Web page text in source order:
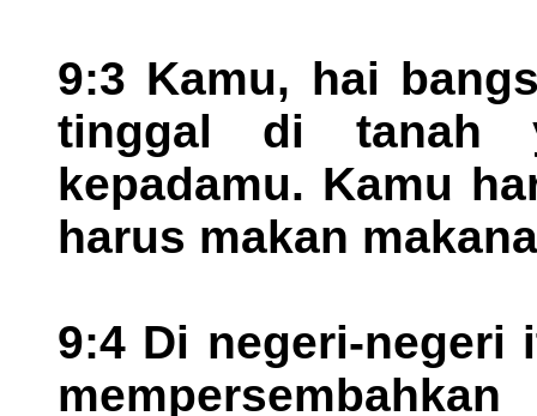
9:3 Kamu, hai
tinggal di tanah
kepadamu. Kamu
harus makan
9:4 Di negeri-negeri